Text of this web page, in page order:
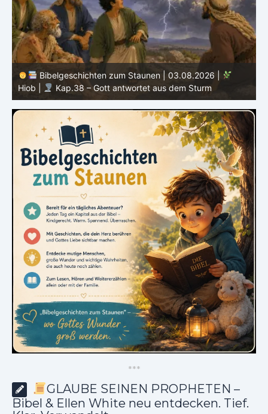
Bibelgeschichten zum Staunen | 02.08.2026 |
Hiob |
Kap.37 – Elihu staunt über Gottes Stimme im
Donner
***
GLAUBE SEINEN PROPHETEN –
Bibel & Ellen White neu entdecken. Tief.